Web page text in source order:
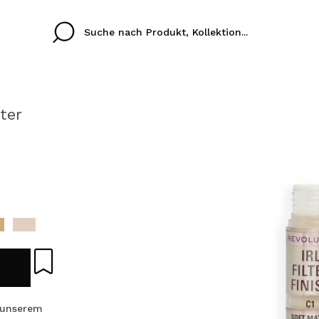
ICH
Durch die Erstellung
Einkäufe schnell
ESPAÑOL
colori